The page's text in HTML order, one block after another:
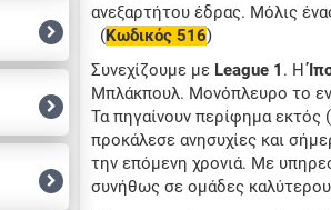
ανεξαρτήτου έδρας. Μόλις
(Κωδικός 516)
Συνεχίζουμε με League 1 . Η
Μπλάκπουλ. Μονόπλευρο το
Τα πηγαίνουν περίφημα εκτός
προκάλεσε ανησυχίες και
την επόμενη χρονιά. Με
συνήθως σε ομάδες